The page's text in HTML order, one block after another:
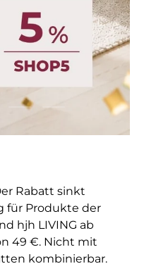
52 von 5
laden 3 von 5
Folie laden 4 von 5
Folie laden 5
Rabatt sinkt
für Produkte der
hjh LIVING ab
49 €. Nicht mit
kombinierbar.